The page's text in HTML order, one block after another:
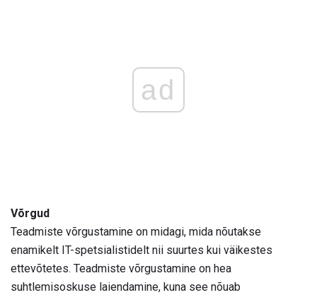
ad
Võrgud
Teadmiste võrgustamine on midagi, mida nõutakse
enamikelt IT-spetsialistidelt nii suurtes kui väikestes
ettevõtetes. Teadmiste võrgustamine on hea
suhtlemisoskuse laiendamine, kuna see nõuab